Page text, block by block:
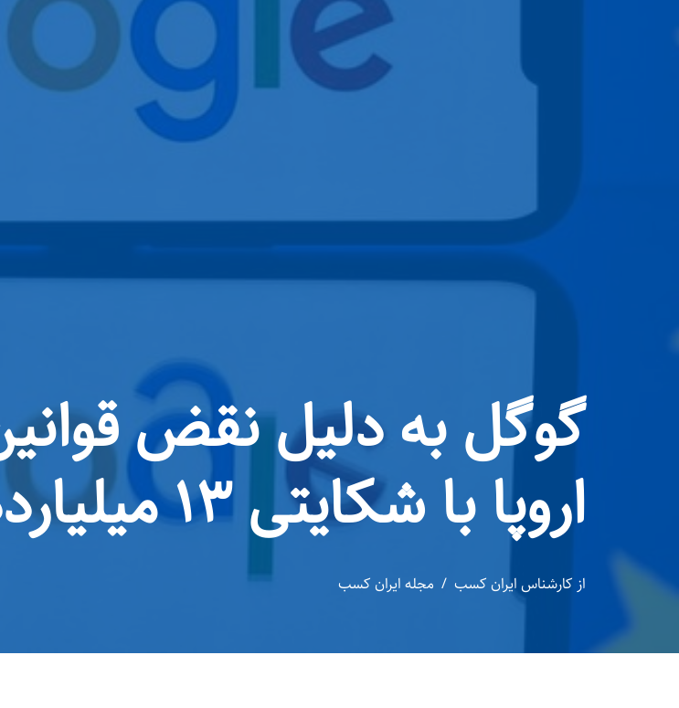
گوگل به دلیل نقض
اروپا با شکایتی ۱۳ میلیارددلاری مواجه شد
از کارشناس ایران کسب مجله ایران کسب